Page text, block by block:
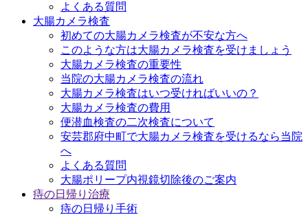
よくある質問
大腸カメラ検査
初めての大腸カメラ検査が不安な方へ
このような方は大腸カメラ検査を受けましょう
大腸カメラ検査の重要性
当院の大腸カメラ検査の流れ
大腸カメラ検査はいつ受ければいいの？
大腸カメラ検査の費用
便潜血検査の二次検査について
安芸郡府中町で大腸カメラ検査を受けるなら当院
へ
よくある質問
大腸ポリープ内視鏡切除後のご案内
痔の日帰り治療
痔の日帰り手術